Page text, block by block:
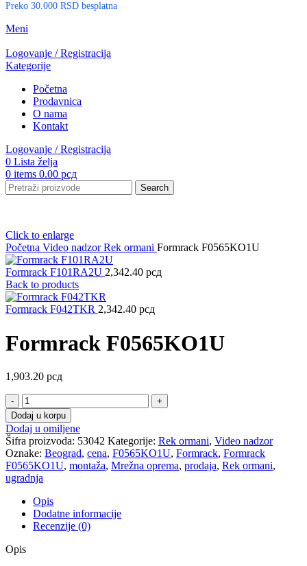
Preko 30.000 RSD besplatna
Meni
Logovanje / Registracija
Kategorije
Početna
Prodavnica
O nama
Kontakt
Logovanje / Registracija
0 Lista želja
0 items 0.00 рсд
Search
Click to enlarge
Početna Video nadzorRek ormani Formrack F0565KO1U
Formrack F101RA2U 2,342.40 рсд
Back to products
Formrack F042TKR 2,342.40 рсд
Formrack F0565KO1U
1,903.20 рсд
Formrack
F0565KO1U
količina
Dodaj u korpu
Dodaj u omiljene
Šifra proizvoda: 53042 Kategorije: Rek ormani, Video nadzor
Oznake: Beograd, cena, F0565KO1U, Formrack, Formrack
F0565KO1U, montaža, Mrežna oprema, prodaja, Rek ormani,
ugradnja
Opis
Dodatne informacije
Recenzije (0)
Opis